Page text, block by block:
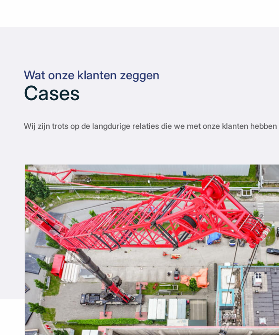
Cases
Wat onze klanten zeggen
Wij zijn trots op de langdurige relaties die we met onze klanten